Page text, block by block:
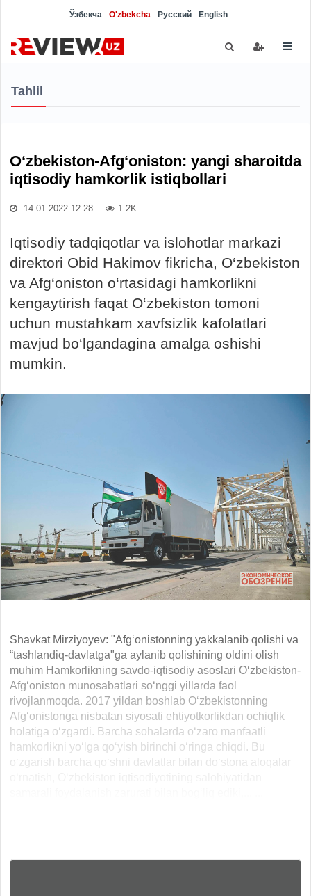
Ўзбекча O'zbekcha Русский English
Tahlil
O‘zbekiston-Afg‘oniston: yangi sharoitda
iqtisodiy hamkorlik istiqbollari
14.01.2022 12:28 1.2K
Iqtisodiy tadqiqotlar va islohotlar markazi
direktori Obid Hakimov fikricha, O‘zbekiston
va Afg‘oniston o‘rtasidagi hamkorlikni
kengaytirish faqat O‘zbekiston tomoni
uchun mustahkam xavfsizlik kafolatlari
mavjud bo‘lgandagina amalga oshishi
mumkin.
Shavkat Mirziyoyev: "Afg‘onistonning yakkalanib qolishi va
“tashlandiq-davlatga"ga aylanib qolishining oldini olish
muhim Hamkorlikning savdo-iqtisodiy asoslari O‘zbekiston-
Afg‘oniston munosabatlari so‘nggi yillarda faol
rivojlanmoqda. 2017 yildan boshlab O‘zbekistonning
Afg‘onistonga nisbatan siyosati ehtiyotkorlikdan ochiqlik
holatiga o‘zgardi. Barcha sohalarda o‘zaro manfaatli
hamkorlikni yo‘lga qo‘yish birinchi o‘ringa chiqdi. Bu
o‘zgarish barcha qo‘shni davlatlar bilan do‘stona aloqalar